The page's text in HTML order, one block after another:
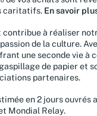
caritatifs. En savoir
à réaliser
de la culture.
une seconde vie à
de papier et
partenaires.
en 2 jours ouvrés
Mondial Relay.